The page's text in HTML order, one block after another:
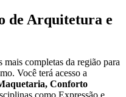
de Arquitetura e
mais completas da região para
Você terá acesso a
Conforto